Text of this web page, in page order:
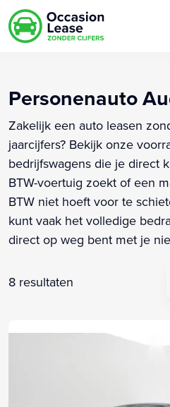
Personenauto
Zakelijk een auto leasen
jaarcijfers? Bekijk onze
bedrijfswagens die je direct
BTW-voertuig zoekt of een
BTW niet hoeft voor te
kunt vaak het volledige
direct op weg bent met je
8 resultaten